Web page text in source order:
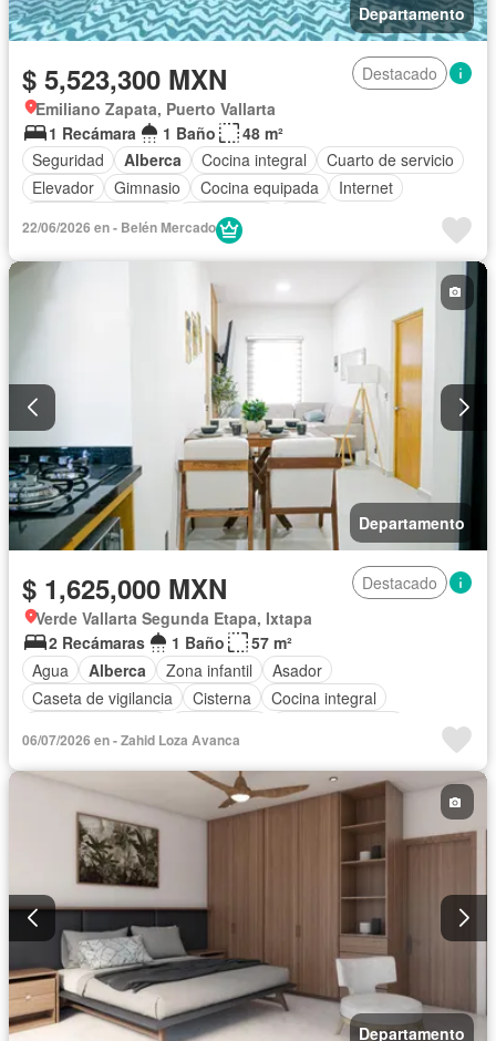
Departamento
$ 5,523,300 MXN
Destacado
Emiliano Zapata, Puerto Vallarta
1 Recámara
1 Baño
48 m²
Seguridad
Alberca Cocina integral
Cuarto de servicio
Elevador
Gimnasio Cocina equipada
Internet
Electricidad
Gas natural
Recámara con closet
Solo familias Sin amueblar
22/06/2026 en - Belén Mercado
Departamento
$ 1,625,000 MXN
Destacado
Verde Vallarta Segunda Etapa, Ixtapa
2 Recámaras
1 Baño
57 m²
Agua
Alberca Zona infantil
Asador
Caseta de vigilancia
Cisterna
Cocina integral
Gas natural
Internet Jardín
06/07/2026 en - Zahid Loza Avanca
Departamento